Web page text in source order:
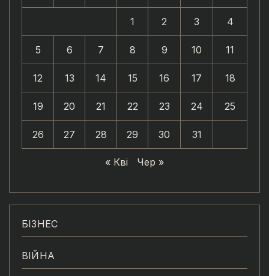
1 2 3 4
5 6 7 8 9 10 11
12 13 14 15 16 17 18
19 20 21 22 23 24 25
26 27 28 29 30 31
« Кві Чер »
БІЗНЕС
ВІЙНА